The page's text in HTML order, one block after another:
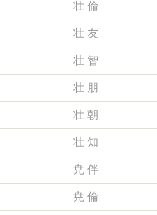
壮 倫
壮 友
壮 智
壮 朋
壮 朝
壮 知
尭 伴
尭 倫